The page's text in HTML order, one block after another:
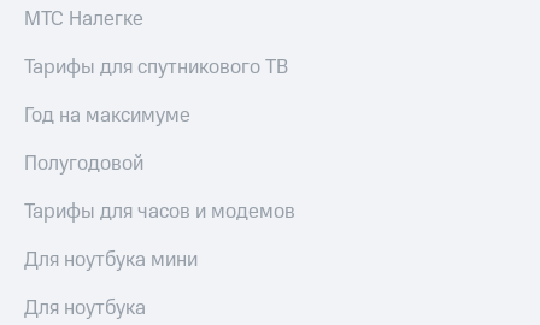
именных
Другое
Регистратор
Контакты
деловая этика
МТС Налегке
Тарифы для спутникового ТВ
Год на максимуме
Полугодовой
Тарифы для часов и модемов
Для ноутбука мини
Для ноутбука